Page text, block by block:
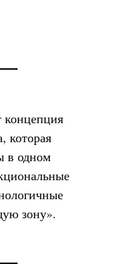
концепция
которая
в одном
зону».